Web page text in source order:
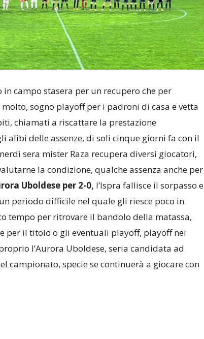
in campo stasera per un recupero che per
sogno playoff per i padroni di casa e vetta
chiamati a riscattare la prestazione
alibi delle assenze, di soli cinque giorni fa con il
sera mister Raza recupera diversi giocatori,
la condizione, qualche assenza anche per
Uboldese per 2-0, l’Ispra fallisce il sorpasso e
periodo difficile nel quale gli riesce poco in
tempo per ritrovare il bandolo della matassa,
per il titolo o gli eventuali playoff, playoff nei
l’Aurora Uboldese, seria candidata ad
campionato, specie se continuerà a giocare con